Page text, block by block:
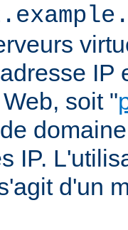
IP
soit "
IP.
d'un